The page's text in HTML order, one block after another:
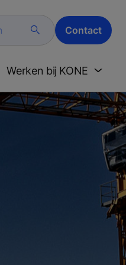
Contact
Werken bij KONE